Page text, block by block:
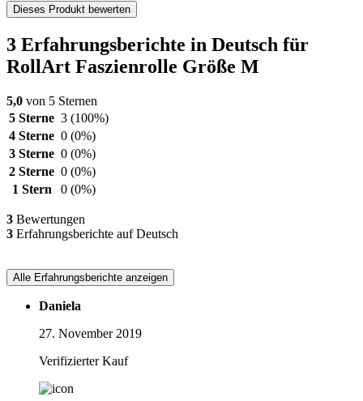
Dieses Produkt bewerten
3 Erfahrungsberichte in Deutsch für
RollArt Faszienrolle Größe M
5,0 von 5 Sternen
5 Sterne 3 (100%)
4 Sterne 0 (0%)
3 Sterne 0 (0%)
2 Sterne 0 (0%)
1 Stern
0 (0%)
3 Bewertungen
3 Erfahrungsberichte auf Deutsch
Alle Erfahrungsberichte anzeigen
Daniela
27. November 2019
Verifizierter Kauf